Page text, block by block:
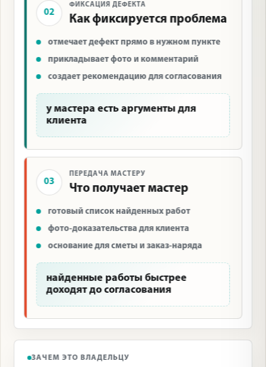
02
ФИКСАЦИЯ ДЕФЕКТА
Как фиксируется проблема
отмечает дефект прямо в нужном пункте
прикладывает фото и комментарий
создает рекомендацию для согласования
у мастера есть аргументы для
клиента
03
ПЕРЕДАЧА МАСТЕРУ
Что получает мастер
готовый список найденных работ
фото-доказательства для клиента
основание для сметы и заказ-наряда
найденные работы быстрее
доходят до согласования
ЗАЧЕМ ЭТО ВЛАДЕЛЬЦУ